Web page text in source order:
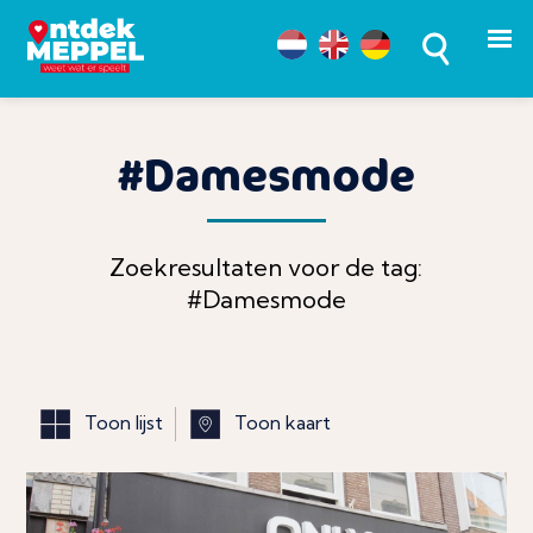
#Damesmode
Zoekresultaten voor de tag:
#Damesmode
Toon lijst Toon kaart